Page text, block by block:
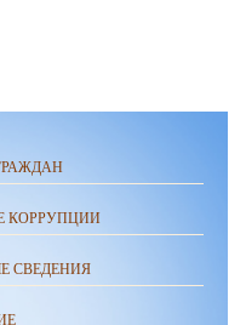
КОРРУПЦИИ
СВЕДЕНИЯ